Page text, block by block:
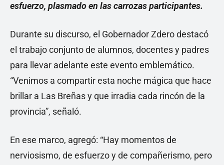
esfuerzo, plasmado en las carrozas participantes.
Durante su discurso, el Gobernador Zdero destacó
el trabajo conjunto de alumnos, docentes y padres
para llevar adelante este evento emblemático.
“Venimos a compartir esta noche mágica que hace
brillar a Las Breñas y que irradia cada rincón de la
provincia”, señaló.
En ese marco, agregó: “Hay momentos de
nerviosismo, de esfuerzo y de compañerismo, pero